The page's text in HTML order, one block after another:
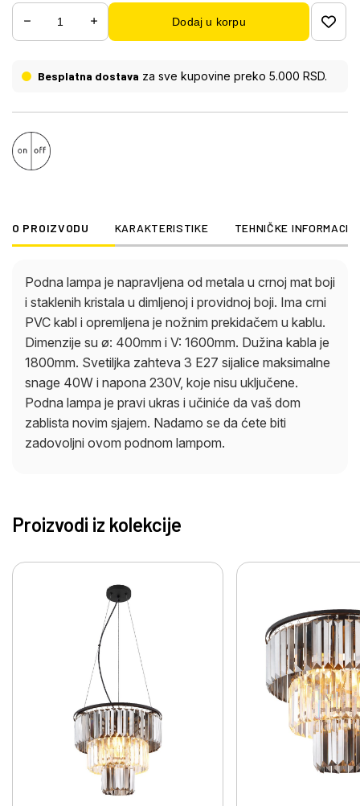
ukras i učiniće da vaš dom zablista novim sjajem.
Nadamo se da ćete biti zadovoljni ovom podnom
lampom.
Dodaj u korpu
Besplatna dostava za sve kupovine preko 5.000 RSD.
O PROIZVODU KARAKTERISTIKE TEHNIČKE
Podna lampa je napravljena od metala u crnoj mat boji
i staklenih kristala u dimljenoj i providnoj boji. Ima crni
PVC kabl i opremljena je nožnim prekidačem u kablu.
Dimenzije su ø: 400mm i V: 1600mm. Dužina kabla je
1800mm. Svetiljka zahteva 3 E27 sijalice maksimalne
snage 40W i napona 230V, koje nisu uključene.
Podna lampa je pravi ukras i učiniće da vaš dom
zablista novim sjajem. Nadamo se da ćete biti
zadovoljni ovom podnom lampom.
Proizvodi iz kolekcije